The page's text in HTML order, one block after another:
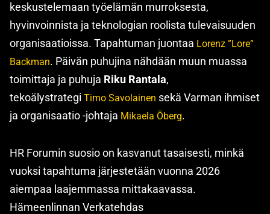
keskustelemaan työelämän murroksesta,
hyvinvoinnista ja teknologian roolista tulevaisuuden
organisaatioissa. Tapahtuman juontaa Lorenz ”Lore”
Backman. Päivän puhujina nähdään muun muassa
toimittaja ja puhuja Riku Rantala,
tekoälystrategi Timo Savolainen sekä Varman ihmiset
ja organisaatio -johtaja Mikaela Öberg.
HR Forumin suosio on kasvanut tasaisesti, minkä
vuoksi tapahtuma järjestetään vuonna 2026
aiempaa laajemmassa mittakaavassa.
Hämeenlinnan Verkatehdas